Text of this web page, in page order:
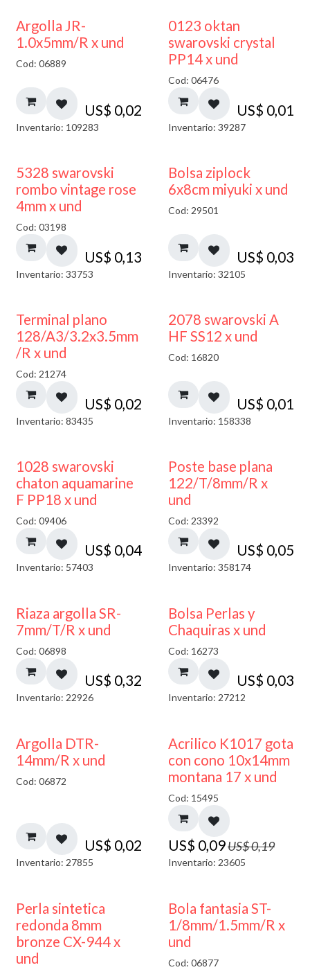
Argolla JR-
1.0x5mm/R x und
Cod: 06889
US$ 0,02
Inventario: 109283
0123 oktan
swarovski crystal
PP14 x und
Cod: 06476
US$ 0,01
Inventario: 39287
5328 swarovski
rombo vintage rose
4mm x und
Cod: 03198
US$ 0,13
Inventario: 33753
¡NUEVO!
Bolsa ziplock
6x8cm miyuki x und
Cod: 29501
US$ 0,03
Inventario: 32105
Terminal plano
128/A3/3.2x3.5mm
/R x und
Cod: 21274
US$ 0,02
Inventario: 83435
2078 swarovski A
HF SS12 x und
Cod: 16820
US$ 0,01
Inventario: 158338
1028 swarovski
chaton aquamarine
F PP18 x und
Cod: 09406
US$ 0,04
Inventario: 57403
Poste base plana
122/T/8mm/R x
und
Cod: 23392
US$ 0,05
Inventario: 358174
Riaza argolla SR-
7mm/T/R x und
Cod: 06898
US$ 0,32
Inventario: 22926
Bolsa Perlas y
Chaquiras x und
Cod: 16273
US$ 0,03
Inventario: 27212
Argolla DTR-
14mm/R x und
Cod: 06872
US$ 0,02
Inventario: 27855
50% DESCUENTO
Acrilico K1017 gota
con cono 10x14mm
montana 17 x und
Cod: 15495
US$ 0,09US$0,19
Inventario: 23605
Perla sintetica
redonda 8mm
bronze CX-944 x
und
Bola fantasia ST-
1/8mm/1.5mm/R x
und
Cod: 06877